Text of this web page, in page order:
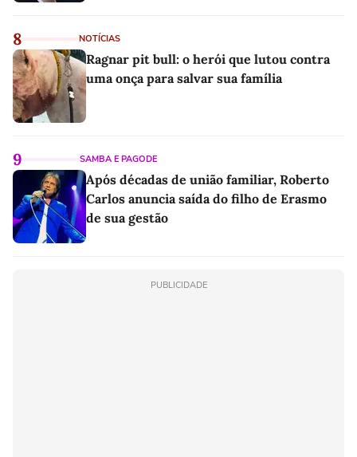
8 NOTÍCIAS
Ragnar pit bull: o herói que lutou contra
uma onça para salvar sua família
9 SAMBA E PAGODE
Após décadas de união familiar, Roberto
Carlos anuncia saída do filho de Erasmo
de sua gestão
PUBLICIDADE